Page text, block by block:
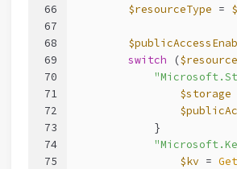
66
67
68
69
70
71
72
73
74
75
$resourceType =
switch (
$storage
            }
$kv =